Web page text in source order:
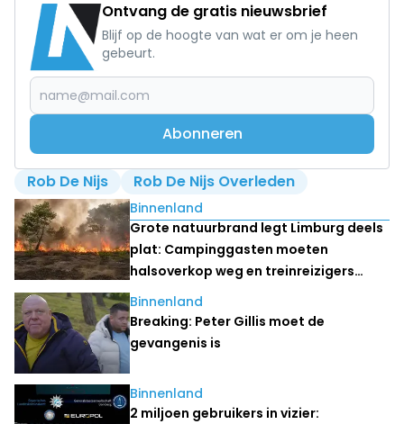
Ontvang de gratis nieuwsbrief
Blijf op de hoogte van wat er om je heen
gebeurt.
Abonneren
Rob De Nijs Rob De Nijs Overleden
Lees ook
Binnenland
Grote natuurbrand legt Limburg deels
plat: Campinggasten moeten
halsoverkop weg en treinreizigers
stranden
Binnenland
Breaking: Peter Gillis moet de
gevangenis is
Binnenland
2 miljoen gebruikers in vizier: